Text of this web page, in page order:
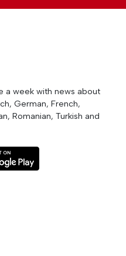
a week with news about
German, French,
Romanian, Turkish and